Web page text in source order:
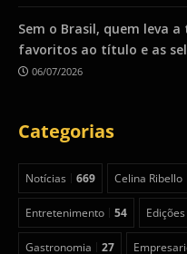
Sem o Brasil, quem leva
favoritos ao título e as
06/07/2026
Categorias
Notícias 669 Celina Ribello
Entretenimento 54
Gastronomia 27